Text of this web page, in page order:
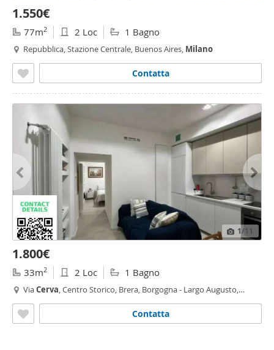
1.550€
77m2 2 Loc 1 Bagno
Repubblica, Stazione Centrale, Buenos Aires, Milano
Contatta
1/11
1.800€
33m2 2 Loc 1 Bagno
ViaCerva, Centro Storico, Brera, Borgogna - Largo Augusto,
Contatta